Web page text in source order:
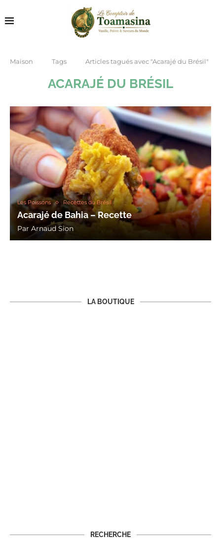
Maison Tags Articles tagués avec "Acarajé du Brésil"
ACARAJÉ DU BRÉSIL
Les Poissons Recettes du Brésil
Acarajé de Bahia – Recette
Par Arnaud Sion
LA BOUTIQUE
RECHERCHE